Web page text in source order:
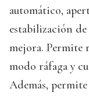
automático,
estabilización
mejora. Permite
modo ráfaga y
Además,